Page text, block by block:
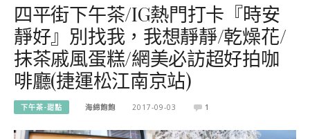
四平街下午茶/IG熱門打卡『時安
靜好』別找我，我想靜靜/乾燥花/
抹茶戚風蛋糕/網美必訪超好拍咖
啡廳(捷運松江南京站)
下午茶-甜點 海綿飽飽 2017-09-03 1